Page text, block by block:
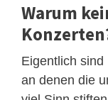
Warum
Eigentlich
an denen die